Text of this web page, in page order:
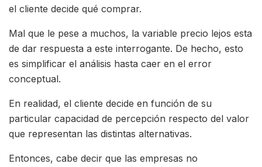
el cliente decide qué comprar.
Mal que le pese a muchos, la variable precio lejos esta
de dar respuesta a este interrogante. De hecho, esto
es simplificar el análisis hasta caer en el error
conceptual.
En realidad, el cliente decide en función de su
particular capacidad de percepción respecto del valor
que representan las distintas alternativas.
Entonces, cabe decir que las empresas no